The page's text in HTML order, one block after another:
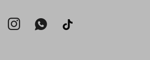
 